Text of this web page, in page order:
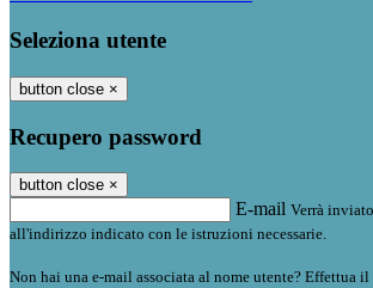
Seleziona utente
button close ×
Recupero password
button close ×
E-mail Verrà
all'indirizzo indicato con le istruzioni necessarie.
Non hai una e-mail associata al nome utente? Effettua il